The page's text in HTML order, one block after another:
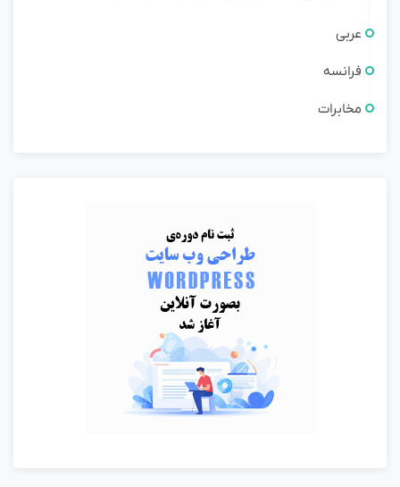
عربی
فرانسه
مخابرات